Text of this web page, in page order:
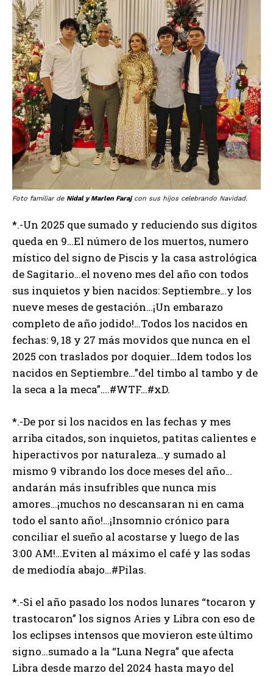
Foto familiar de Nidal y Marlen Farajcon sus hijos celebrando Navidad.
*.-Un 2025 que sumado y reduciendo sus dígitos
queda en 9…El número de los muertos, numero
místico del signo de Piscis y la casa astrológica
de Sagitario…el noveno mes del año con todos
sus inquietos y bien nacidos: Septiembre…y los
nueve meses de gestación…¡Un embarazo
completo de año jodido!…Todos los nacidos en
fechas: 9, 18 y 27 más movidos que nunca en el
2025 con traslados por doquier…Idem todos los
nacidos en Septiembre…”del timbo al tambo y de
la seca a la meca”….#WTF…#xD.
*.-De por si los nacidos en las fechas y mes
arriba citados, son inquietos, patitas calientes e
hiperactivos por naturaleza…y sumado al
mismo 9 vibrando los doce meses del año…
andarán más insufribles que nunca mis
amores…¡muchos no descansaran ni en cama
todo el santo año!…¡Insomnio crónico para
conciliar el sueño al acostarse y luego de las
3:00 AM!…Eviten al máximo el café y las sodas
de mediodía abajo…#Pilas.
*.-Si el año pasado los nodos lunares “tocaron y
trastocaron” los signos Aries y Libra con eso de
los eclipses intensos que movieron este último
signo…sumado a la “Luna Negra” que afecta
Libra desde marzo del 2024 hasta mayo del